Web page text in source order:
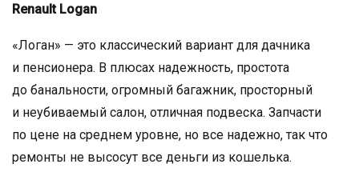
Renault Logan
«Логан» — это классический вариант для дачника
и пенсионера. В плюсах надежность, простота
до банальности, огромный багажник, просторный
и неубиваемый салон, отличная подвеска. Запчасти
по цене на среднем уровне, но все надежно, так что
ремонты не высосут все деньги из кошелька.